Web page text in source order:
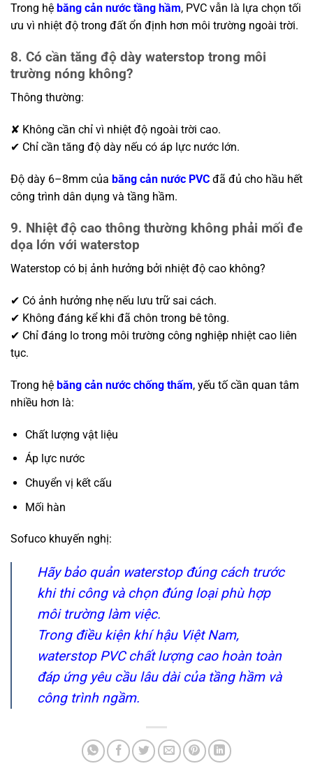
Trong hệ băng cản nước tầng hầm, PVC vẫn là lựa chọn tối
ưu vì nhiệt độ trong đất ổn định hơn môi trường ngoài trời.
8. Có cần tăng độ dày waterstop trong môi
trường nóng không?
Thông thường:
✘ Không cần chỉ vì nhiệt độ ngoài trời cao.
✔ Chỉ cần tăng độ dày nếu có áp lực nước lớn.
Độ dày 6–8mm của băng cản nước PVC đã đủ cho hầu hết
công trình dân dụng và tầng hầm.
9. Nhiệt độ cao thông thường không phải mối đe
dọa lớn với waterstop
Waterstop có bị ảnh hưởng bởi nhiệt độ cao không?
✔ Có ảnh hưởng nhẹ nếu lưu trữ sai cách.
✔ Không đáng kể khi đã chôn trong bê tông.
✔ Chỉ đáng lo trong môi trường công nghiệp nhiệt cao liên
tục.
Trong hệ băng cản nước chống thấm, yếu tố cần quan tâm
nhiều hơn là:
Chất lượng vật liệu
Áp lực nước
Chuyển vị kết cấu
Mối hàn
Sofuco khuyến nghị:
Hãy bảo quản waterstop đúng cách trước
khi thi công và chọn đúng loại phù hợp
môi trường làm việc.
Trong điều kiện khí hậu Việt Nam,
waterstop PVC chất lượng cao hoàn toàn
đáp ứng yêu cầu lâu dài của tầng hầm và
công trình ngầm.